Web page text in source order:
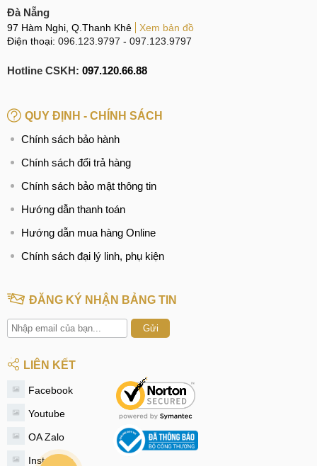
Đà Nẵng
97 Hàm Nghi, Q.Thanh Khê
Xem bản đồ
Điện thoại: 096.123.9797 - 097.123.9797
Hotline CSKH: 097.120.66.88
QUY ĐỊNH - CHÍNH SÁCH
Chính sách bảo hành
Chính sách đổi trả hàng
Chính sách bảo mật thông tin
Hướng dẫn thanh toán
Hướng dẫn mua hàng Online
Chính sách đại lý linh, phụ kiện
ĐĂNG KÝ NHẬN BẢNG TIN
Gửi
LIÊN KẾT
Facebook
Youtube
OA Zalo
Instagram